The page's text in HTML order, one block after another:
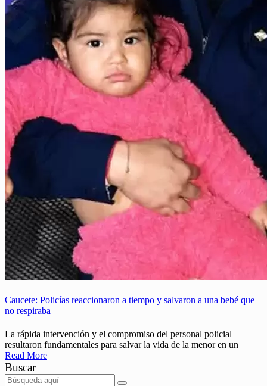
Caucete: Policías reaccionaron a tiempo y salvaron a una bebé que
no respiraba
La rápida intervención y el compromiso del personal policial
resultaron fundamentales para salvar la vida de la menor en un
Read More
Buscar